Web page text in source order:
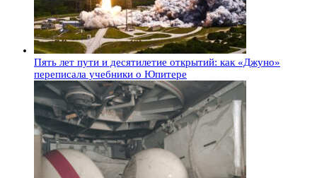
Пять лет пути и десятилетие открытий: как «Джуно»
переписала учебники о Юпитере